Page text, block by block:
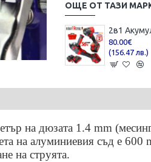
ОЩЕ ОТ ТАЗИ
80.00€
(156.47 лв.)
на дюзата 1.4 mm
на алуминиевия съд е 600
на струята.